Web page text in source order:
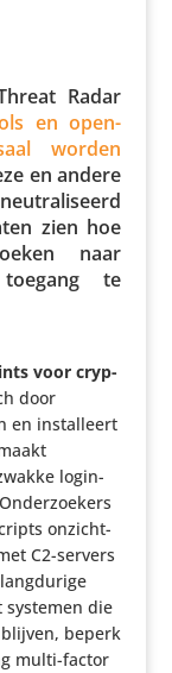
Radar
en open­
worden
en andere
zien hoe
naar
te
voor cryp­
door
en instal­leert
login­
onzicht­
C2-servers
systemen die
beperk
multi-factor